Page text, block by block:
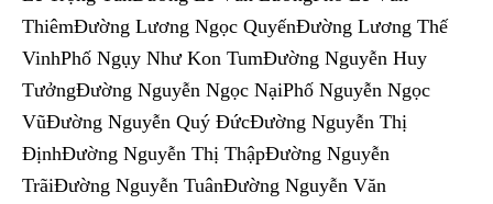
ThiêmĐường Lương Ngọc QuyếnĐường Lương Thế
VinhPhố Ngụy Như Kon TumĐường Nguyễn Huy
TưởngĐường Nguyễn Ngọc NạiPhố Nguyễn Ngọc
VũĐường Nguyễn Quý ĐứcĐường Nguyễn Thị
ĐịnhĐường Nguyễn Thị ThậpĐường Nguyễn
TrãiĐường Nguyễn TuânĐường Nguyễn Văn